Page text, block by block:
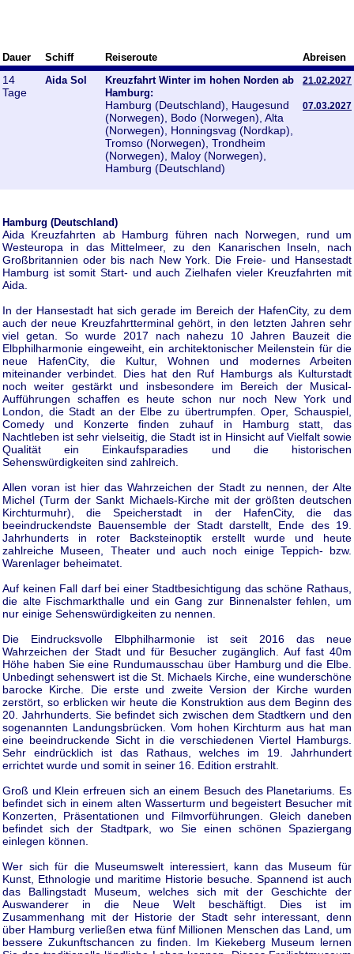
Dauer Schiff Reiseroute Abreisen
14
Tage
Aida Sol
Kreuzfahrt Winter im hohen Norden ab
Hamburg:
Hamburg (Deutschland), Haugesund
(Norwegen), Bodo (Norwegen), Alta
(Norwegen), Honningsvag (Nordkap),
Tromso (Norwegen), Trondheim
(Norwegen), Maloy (Norwegen),
Hamburg (Deutschland)
21.02.2027
07.03.2027
Hamburg (Deutschland)
Aida Kreuzfahrten ab Hamburg führen nach Norwegen, rund um
Westeuropa in das Mittelmeer, zu den Kanarischen Inseln, nach
Großbritannien oder bis nach New York. Die Freie- und Hansestadt
Hamburg ist somit Start- und auch Zielhafen vieler Kreuzfahrten mit
Aida.
In der Hansestadt hat sich gerade im Bereich der HafenCity, zu dem
auch der neue Kreuzfahrtterminal gehört, in den letzten Jahren sehr
viel getan. So wurde 2017 nach nahezu 10 Jahren Bauzeit die
Elbphilharmonie eingeweiht, ein architektonischer Meilenstein für die
neue HafenCity, die Kultur, Wohnen und modernes Arbeiten
miteinander verbindet. Dies hat den Ruf Hamburgs als Kulturstadt
noch weiter gestärkt und insbesondere im Bereich der Musical-
Aufführungen schaffen es heute schon nur noch New York und
London, die Stadt an der Elbe zu übertrumpfen. Oper, Schauspiel,
Comedy und Konzerte finden zuhauf in Hamburg statt, das
Nachtleben ist sehr vielseitig, die Stadt ist in Hinsicht auf Vielfalt sowie
Qualität ein Einkaufsparadies und die historischen
Sehenswürdigkeiten sind zahlreich.
Allen voran ist hier das Wahrzeichen der Stadt zu nennen, der Alte
Michel (Turm der Sankt Michaels-Kirche mit der größten deutschen
Kirchturmuhr), die Speicherstadt in der HafenCity, die das
beeindruckendste Bauensemble der Stadt darstellt, Ende des 19.
Jahrhunderts in roter Backsteinoptik erstellt wurde und heute
zahlreiche Museen, Theater und auch noch einige Teppich- bzw.
Warenlager beheimatet.
Auf keinen Fall darf bei einer Stadtbesichtigung das schöne Rathaus,
die alte Fischmarkthalle und ein Gang zur Binnenalster fehlen, um
nur einige Sehenswürdigkeiten zu nennen.
Die Eindrucksvolle Elbphilharmonie ist seit 2016 das neue
Wahrzeichen der Stadt und für Besucher zugänglich. Auf fast 40m
Höhe haben Sie eine Rundumausschau über Hamburg und die Elbe.
Unbedingt sehenswert ist die St. Michaels Kirche, eine wunderschöne
barocke Kirche. Die erste und zweite Version der Kirche wurden
zerstört, so erblicken wir heute die Konstruktion aus dem Beginn des
20. Jahrhunderts. Sie befindet sich zwischen dem Stadtkern und den
sogenannten Landungsbrücken. Vom hohen Kirchturm aus hat man
eine beeindruckende Sicht in die verschiedenen Viertel Hamburgs.
Sehr eindrücklich ist das Rathaus, welches im 19. Jahrhundert
errichtet wurde und somit in seiner 16. Edition erstrahlt.
Groß und Klein erfreuen sich an einem Besuch des Planetariums. Es
befindet sich in einem alten Wasserturm und begeistert Besucher mit
Konzerten, Präsentationen und Filmvorführungen. Gleich daneben
befindet sich der Stadtpark, wo Sie einen schönen Spaziergang
einlegen können.
Wer sich für die Museumswelt interessiert, kann das Museum für
Kunst, Ethnologie und maritime Historie besuche. Spannend ist auch
das Ballingstadt Museum, welches sich mit der Geschichte der
Auswanderer in die Neue Welt beschäftigt. Dies ist im
Zusammenhang mit der Historie der Stadt sehr interessant, denn
über Hamburg verließen etwa fünf Millionen Menschen das Land, um
bessere Zukunftschancen zu finden. Im Kiekeberg Museum lernen